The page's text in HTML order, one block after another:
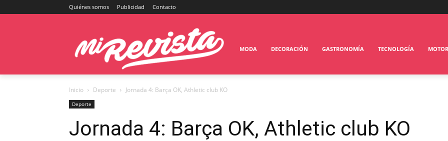
Quiénes somos Publicidad Contacto
MODA DECORACIÓN GASTRONOMÍA TECNOLOGÍA MOTOR
Inicio Deporte Jornada 4: Barça OK, Athletic club KO
Deporte
Jornada 4: Barça OK, Athletic club KO